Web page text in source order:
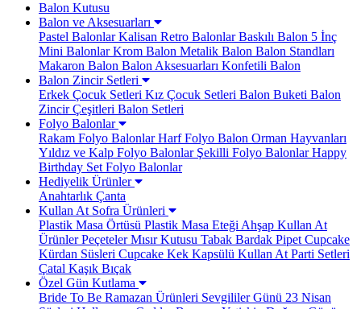
Balon Kutusu
Balon ve Aksesuarları
Pastel BalonlarKalisan Retro BalonlarBaskılı Balon 5 İnç
Mini BalonlarKrom Balon Metalik Balon Balon Standları
Makaron Balon Balon Aksesuarları Konfetili Balon
Balon Zincir Setleri
Erkek Çocuk Setleri Kız Çocuk Setleri Balon Buketi Balon
Zincir Çeşitleri Balon Setleri
Folyo Balonlar
Rakam Folyo BalonlarHarf Folyo Balon Orman Hayvanları
Yıldız ve Kalp Folyo BalonlarŞekilli Folyo BalonlarHappy
Birthday Set Folyo Balonlar
Hediyelik Ürünler
Anahtarlık Çanta
Kullan At Sofra Ürünleri
Plastik Masa Örtüsü Plastik Masa Eteği Ahşap Kullan At
ÜrünlerPeçetelerMısır Kutusu Tabak Bardak Pipet Cupcake
Kürdan Süsleri Cupcake Kek Kapsülü Kullan At Parti Setleri
Çatal Kaşık Bıçak
Özel Gün Kutlama
Bride To Be Ramazan Ürünleri Sevgililer Günü 23 Nisan